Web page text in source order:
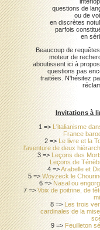
questions de
ou de
en discrètes
parfois
en
Beaucoup de
moteur de
aboutissent ici à
questions pas
traitées. N'hésitez
Invitations à
1 => L'italianisme
France
2 => Le livre et la
l'aventure de deux
3 => Leçons des
Leçons de
4 =>Arabelle et
5 =>Woyzeck le
6 => Nasal ou
7 =>Voix de poitrine, de
8 => Les trois
cardinales de la
9 => Feuilleton